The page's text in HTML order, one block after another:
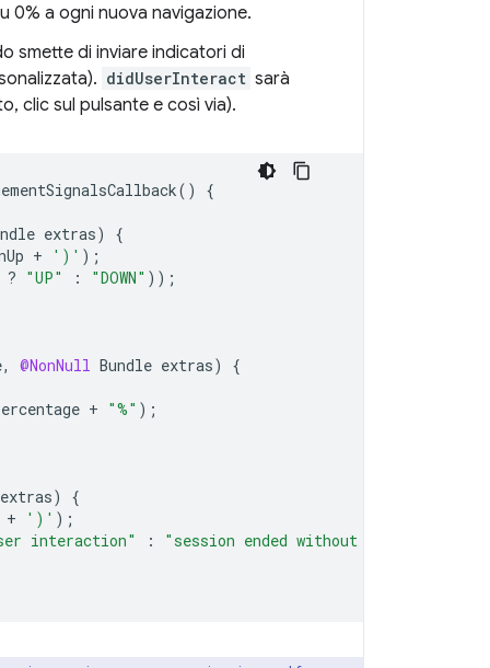
0% a ogni nuova navigazione.
smette di inviare indicatori di
didUserInteract sarà
clic sul pulsante e così via).
() {
extras)
{
+ ')' );
? "UP️" : "DOWN" ));
, @NonNull Bundle extras) {
+ "%" );
extras)
{
+
')' );
interaction"
: "session ended without user